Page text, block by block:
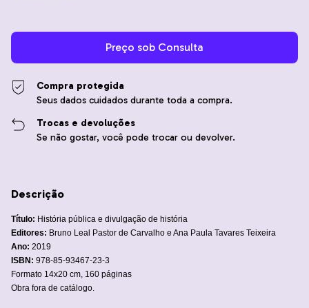
Compra protegida
Seus dados cuidados durante toda a compra.
Trocas e devoluções
Se não gostar, você pode trocar ou devolver.
Descrição
Título: História pública e divulgação de história
Editores: Bruno Leal Pastor de Carvalho e Ana Paula Tavares Teixeira
Ano: 2019
ISBN: 978-85-93467-23-3
Formato 14x20 cm, 160 páginas
Obra fora de catálogo.